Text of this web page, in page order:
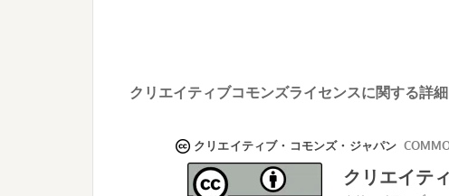
クリエイティブコモンズライセンスに関する詳細